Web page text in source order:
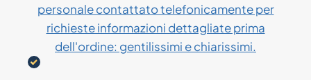
personale contattato telefonicamente per
richieste informazioni dettagliate prima
dell'ordine: gentilissimi e chiarissimi.